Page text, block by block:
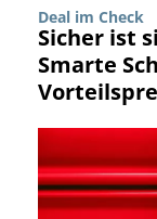
Deal im Check
Sicher ist
Smarte